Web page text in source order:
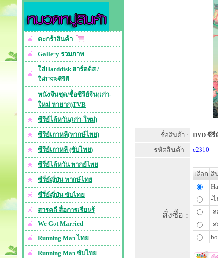
ตะกร้าสินค้า
Gallery รวมภาพ
ใส่Harddisk ฮาร์ดดิส /
ใส่USBซีรียื
หนังจีนชุด/ซื้อซีรีย์จีน(เก่า-
ใหม่ หายาก)TVB
ซีรีย์ไต้หวัน(เก่า-ใหม่)
ซีรีย์เกาหลี(พากษ์ไทย)
ซีรีย์เกาหลี (ซับไทย)
ซีรี่ย์ไต้หวัน พากย์ไทย
ซีรี่ย์ญี่ปุ่น พากษ์ไทย
ซีรี่ย์ญี่ปุ่น ซับไทย
สารคดี สื่อการเรียนรุ้
We Got Married
Running Man ไทย
Running Man ซับไทย
ชื่อสินค้า : DVD ซีรี
รหัสสินค้า : c2310
สั่งซื้อ :
เลือก สิ
-ไ
-ส
-ส